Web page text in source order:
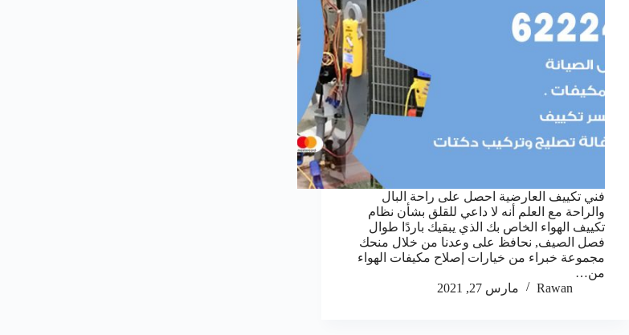
فني تكييف العارضية احصل على راحة البال
والراحة مع العلم أنه لا داعي للقلق بشأن نظام
تكييف الهواء الخاص بك الذي يبقيك باردًا طوال
فصل الصيف, نحافظ على وعدنا من خلال منحك
مجموعة خبراء من خيارات إصلاح مكيفات الهواء
من…
Rawan
مارس 27, 2021